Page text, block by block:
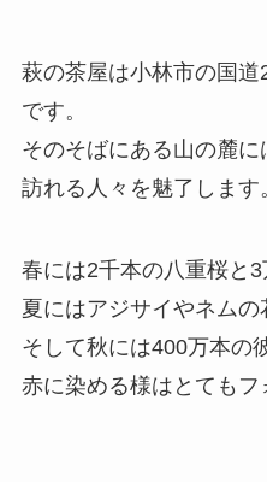
萩の茶屋は小林市の国
です。
そのそばにある山の麓に
訪れる人々を魅了します
春には2千本の八重桜と
夏にはアジサイやネムの
そして秋には400万本の
赤に染める様はとてもフ